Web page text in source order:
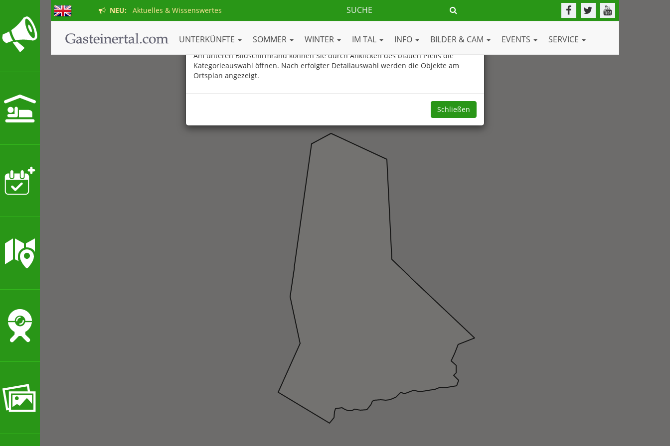
NEU: Aktuelles & Wissenswertes
UNTERKÜNFTE SOMMER WINTER IM TAL INFO BILDER & CAM EVENTS SERVICE
Am unteren Bildschirmrand können Sie durch Anklicken des blauen Pfeils die
Kategorieauswahl öffnen. Nach erfolgter Detailauswahl werden die Objekte am
Ortsplan angezeigt.
Schließen